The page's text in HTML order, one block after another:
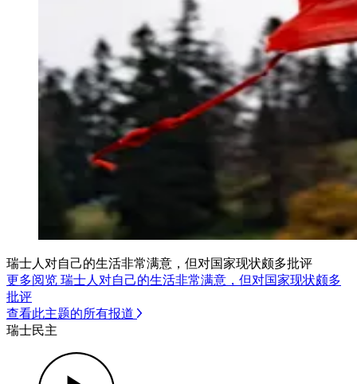
瑞士人对自己的生活非常满意，但对国家现状颇多批评
更多阅览 瑞士人对自己的生活非常满意，但对国家现状颇多
批评
查看此主题的所有报道
瑞士民主